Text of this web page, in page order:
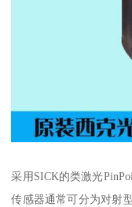
采用SICK的类激光
传感器通常可分为对射